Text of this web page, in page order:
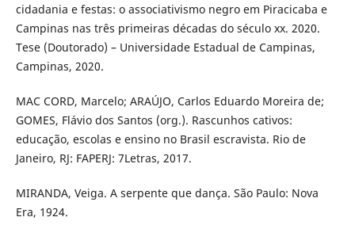
cidadania e festas: o associativismo negro em Piracicaba e
Campinas nas três primeiras décadas do século xx. 2020.
Tese (Doutorado) – Universidade Estadual de Campinas,
Campinas, 2020.
MAC CORD, Marcelo; ARAÚJO, Carlos Eduardo Moreira de;
GOMES, Flávio dos Santos (org.). Rascunhos cativos:
educação, escolas e ensino no Brasil escravista. Rio de
Janeiro, RJ: FAPERJ: 7Letras, 2017.
MIRANDA, Veiga. A serpente que dança. São Paulo: Nova
Era, 1924.